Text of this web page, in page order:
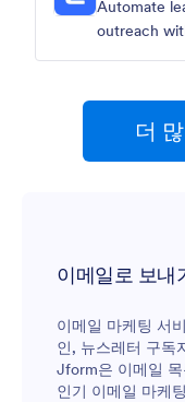
Automate
outreach
더
이메일로 보내
이메일 마케팅 서
인, 뉴스레터 구독
Jform은 이메일
인기 이메일 마케